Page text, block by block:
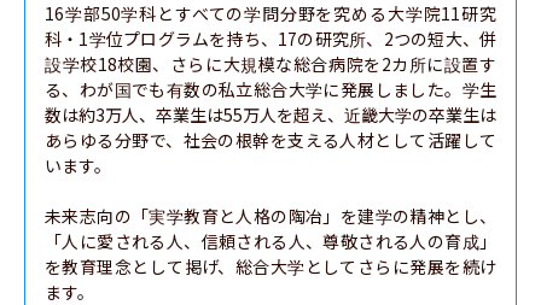
16学部50学科とすべての学問分野を究める大学院11研究
科・1学位プログラムを持ち、17の研究所、2つの短大、併
設学校18校園、さらに大規模な総合病院を2カ所に設置す
る、わが国でも有数の私立総合大学に発展しました。学生
数は約3万人、卒業生は55万人を超え、近畿大学の卒業生は
あらゆる分野で、社会の根幹を支える人材として活躍して
います。
未来志向の「実学教育と人格の陶冶」を建学の精神とし、
「人に愛される人、信頼される人、尊敬される人の育成」
を教育理念として掲げ、総合大学としてさらに発展を続け
ます。